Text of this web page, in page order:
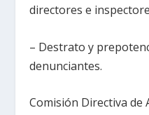
directores e
– Destrato y
denunciantes.
Comisión Directiva de